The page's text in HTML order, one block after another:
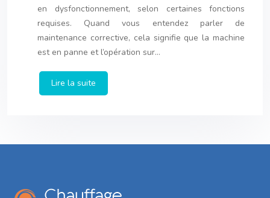
en dysfonctionnement, selon certaines fonctions
requises. Quand vous entendez parler de
maintenance corrective, cela signifie que la machine
est en panne et l’opération sur…
Lire la suite